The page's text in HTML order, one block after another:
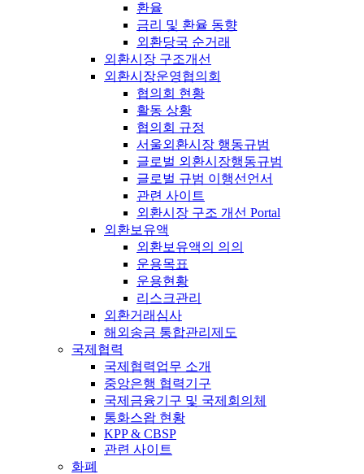
환율
금리 및 환율 동향
외환당국 순거래
외환시장 구조개선
외환시장운영협의회
협의회 현황
활동 상황
협의회 규정
서울외환시장 행동규범
글로벌 외환시장행동규범
글로벌 규범 이행선언서
관련 사이트
외환시장 구조 개선 Portal
외환보유액
외환보유액의 의의
운용목표
운용현황
리스크관리
외환거래심사
해외송금 통합관리제도
국제협력
국제협력업무 소개
중앙은행 협력기구
국제금융기구 및 국제회의체
통화스왑 현황
KPP & CBSP
관련 사이트
화폐